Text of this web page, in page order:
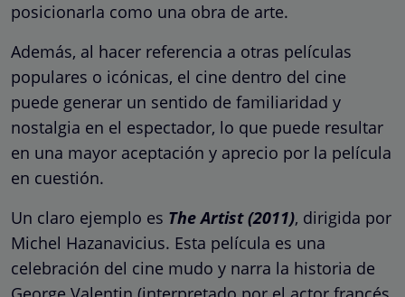
posicionarla como una obra de arte.
Además, al hacer referencia a otras películas
populares o icónicas, el cine dentro del cine
puede generar un sentido de familiaridad y
nostalgia en el espectador, lo que puede resultar
en una mayor aceptación y aprecio por la película
en cuestión.
Un claro ejemplo es The Artist (2011), dirigida por
Michel Hazanavicius. Esta película es una
celebración del cine mudo y narra la historia de